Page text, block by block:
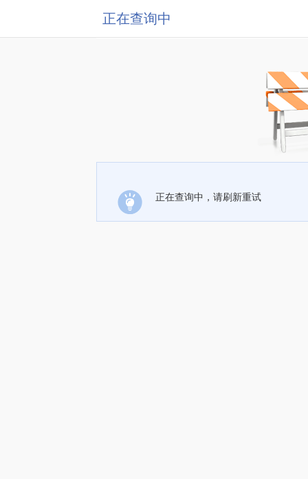
正在查询中
正在查询中，请刷新重试